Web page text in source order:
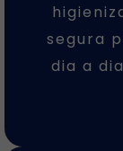
segura
dia a